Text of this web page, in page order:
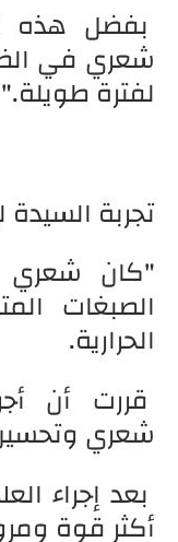
بفضل هذه
شعري في
لفترة طويلة."
تجربة السيدة
"كان شعري
الصبغات
الحرارية.
قررت أن
شعري وتحسين
بعد إجراء
أكثر قوة